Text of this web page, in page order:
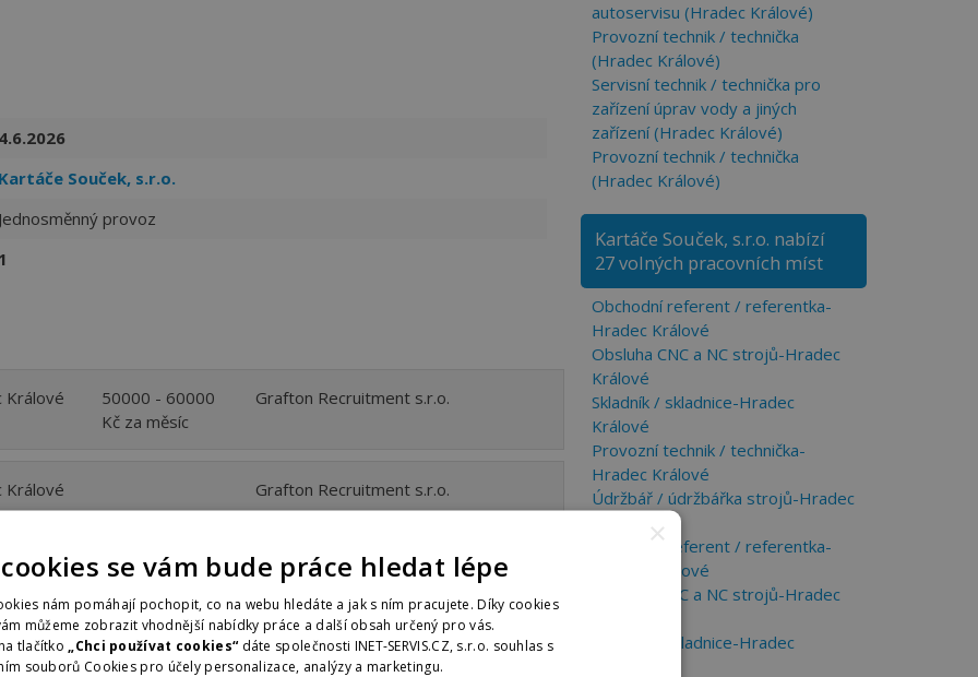
4.6.2026
Kartáče Souček, s.r.o.
Jednosměnný provoz
1
Králové
50000 - 60000
Kč za měsíc
Grafton Recruitment s.r.o.
Králové Grafton Recruitment s.r.o.
Králové JOBSTART s.r.o.
Králové
137 - 145 Kč za
hodinu
Adecco Hradec Králové pobočka
autoservisu (Hradec Králové)
Provozní technik / technička
(Hradec Králové)
Servisní technik / technička pro
zařízení úprav vody a jiných
zařízení (Hradec Králové)
Provozní technik / technička
(Hradec Králové)
Kartáče Souček, s.r.o. nabízí
27 volných pracovních míst
Obchodní referent / referentka-
Hradec Králové
Obsluha CNC a NC strojů-Hradec
Králové
Skladník / skladnice-Hradec
Králové
Provozní technik / technička-
Hradec Králové
Údržbář / údržbářka strojů-Hradec
Obchodní referent / referentka-
Hradec Králové
Obsluha CNC a NC strojů-Hradec
Skladník / skladnice-Hradec
×
cookies se vám bude práce hledat lépe
nám pomáhají pochopit, co na webu hledáte a jak s ním pracujete. Díky cookies
můžeme zobrazit vhodnější nabídky práce a další obsah určený pro vás.
tlačítko„Chci používat cookies“ dáte společnosti INET-SERVIS.CZ, s.r.o. souhlas s
souborů Cookies pro účely personalizace, analýzy a marketingu.